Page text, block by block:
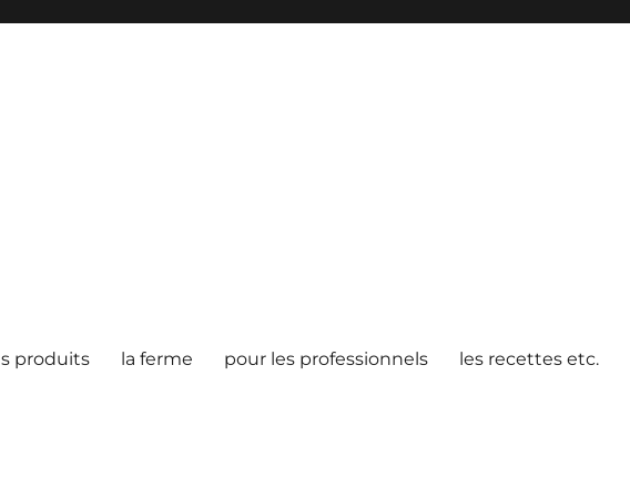
produits la ferme pour les professionnels les recettes etc.